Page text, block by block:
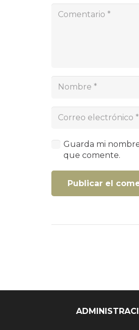
Guarda mi
que comente.
Publicar el